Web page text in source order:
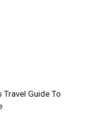
Guide To